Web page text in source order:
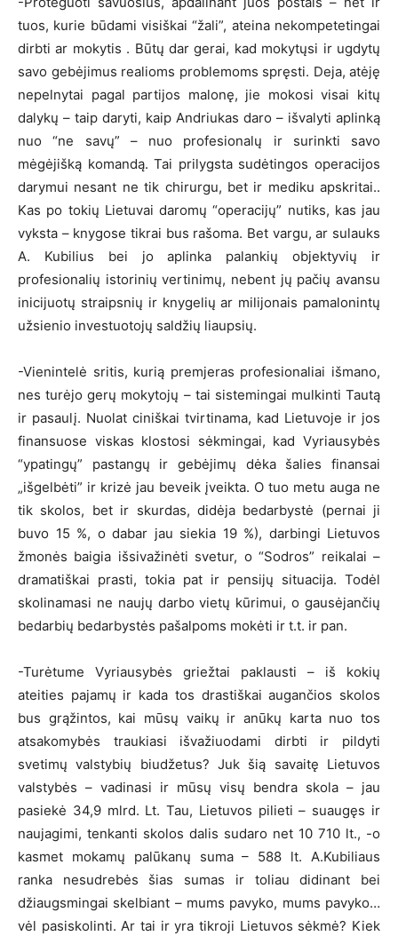
tuos, kurie būdami visiškai “žali”, ateina nekompetetingai
dirbti ar mokytis . Būtų dar gerai, kad mokytųsi ir ugdytų
savo gebėjimus realioms problemoms spręsti. Deja, atėję
nepelnytai pagal partijos malonę, jie mokosi visai kitų
dalykų – taip daryti, kaip Andriukas daro – išvalyti aplinką
nuo “ne savų” – nuo profesionalų ir surinkti savo
mėgėjišką komandą. Tai prilygsta sudėtingos operacijos
darymui nesant ne tik chirurgu, bet ir mediku apskritai..
Kas po tokių Lietuvai daromų “operacijų” nutiks, kas jau
vyksta – knygose tikrai bus rašoma. Bet vargu, ar sulauks
A. Kubilius bei jo aplinka palankių objektyvių ir
profesionalių istorinių vertinimų, nebent jų pačių avansu
inicijuotų straipsnių ir knygelių ar milijonais pamalonintų
užsienio investuotojų saldžių liaupsių.
-Vienintelė sritis, kurią premjeras profesionaliai išmano,
nes turėjo gerų mokytojų – tai sistemingai mulkinti Tautą
ir pasaulį. Nuolat ciniškai tvirtinama, kad Lietuvoje ir jos
finansuose viskas klostosi sėkmingai, kad Vyriausybės
“ypatingų” pastangų ir gebėjimų dėka šalies finansai
„išgelbėti” ir krizė jau beveik įveikta. O tuo metu auga ne
tik skolos, bet ir skurdas, didėja bedarbystė (pernai ji
buvo 15 %, o dabar jau siekia 19 %), darbingi Lietuvos
žmonės baigia išsivažinėti svetur, o “Sodros” reikalai –
dramatiškai prasti, tokia pat ir pensijų situacija. Todėl
skolinamasi ne naujų darbo vietų kūrimui, o gausėjančių
bedarbių bedarbystės pašalpoms mokėti ir t.t. ir pan.
-Turėtume Vyriausybės griežtai paklausti – iš kokių
ateities pajamų ir kada tos drastiškai augančios skolos
bus grąžintos, kai mūsų vaikų ir anūkų karta nuo tos
atsakomybės traukiasi išvažiuodami dirbti ir pildyti
svetimų valstybių biudžetus? Juk šią savaitę Lietuvos
valstybės – vadinasi ir mūsų visų bendra skola – jau
pasiekė 34,9 mlrd. Lt. Tau, Lietuvos pilieti – suaugęs ir
naujagimi, tenkanti skolos dalis sudaro net 10 710 lt., -o
kasmet mokamų palūkanų suma – 588 lt. A.Kubiliaus
ranka nesudrebės šias sumas ir toliau didinant bei
džiaugsmingai skelbiant – mums pavyko, mums pavyko…
vėl pasiskolinti. Ar tai ir yra tikroji Lietuvos sėkmė? Kiek